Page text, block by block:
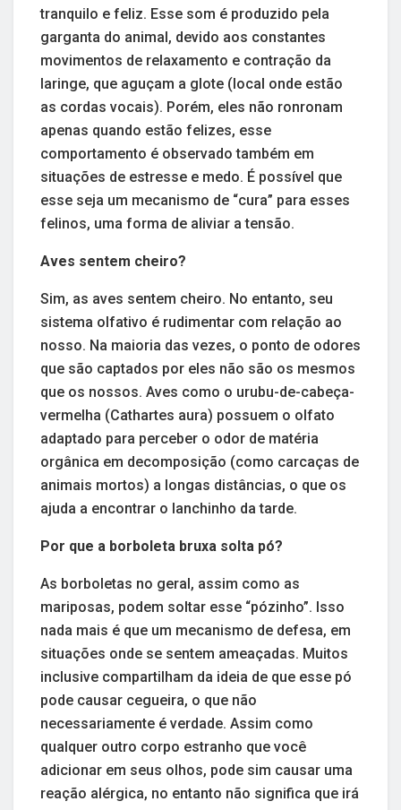
tranquilo e feliz. Esse som é produzido pela
garganta do animal, devido aos constantes
movimentos de relaxamento e contração da
laringe, que aguçam a glote (local onde estão
as cordas vocais). Porém, eles não ronronam
apenas quando estão felizes, esse
comportamento é observado também em
situações de estresse e medo. É possível que
esse seja um mecanismo de “cura” para esses
felinos, uma forma de aliviar a tensão.
Aves sentem cheiro?
Sim, as aves sentem cheiro. No entanto, seu
sistema olfativo é rudimentar com relação ao
nosso. Na maioria das vezes, o ponto de odores
que são captados por eles não são os mesmos
que os nossos. Aves como o urubu-de-cabeça-
vermelha (Cathartes aura) possuem o olfato
adaptado para perceber o odor de matéria
orgânica em decomposição (como carcaças de
animais mortos) a longas distâncias, o que os
ajuda a encontrar o lanchinho da tarde.
Por que a borboleta bruxa solta pó?
As borboletas no geral, assim como as
mariposas, podem soltar esse “pózinho”. Isso
nada mais é que um mecanismo de defesa, em
situações onde se sentem ameaçadas. Muitos
inclusive compartilham da ideia de que esse pó
pode causar cegueira, o que não
necessariamente é verdade. Assim como
qualquer outro corpo estranho que você
adicionar em seus olhos, pode sim causar uma
reação alérgica, no entanto não significa que irá